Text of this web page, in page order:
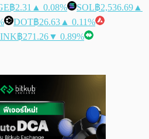
฿2.31 ▲ 0.08% SOL฿2,536.69 ▲
DOT฿26.63 ▲ 0.11%
฿271.26▼ 0.89%